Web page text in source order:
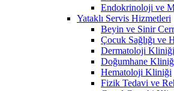
Endokrinoloji ve
Yataklı Servis Hizmetleri
Beyin ve Sinir
Çocuk Sağlığı ve
Dermatoloji Kliniği
Doğumhane
Hematoloji Kliniği
Fizik Tedavi ve